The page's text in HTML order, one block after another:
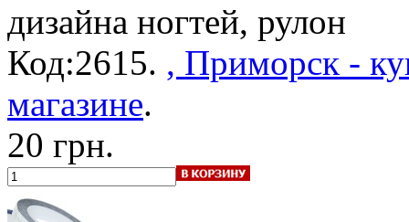
дизайна ногтей, рулон
Код:2615. , Приморск -
магазине.
20 грн.